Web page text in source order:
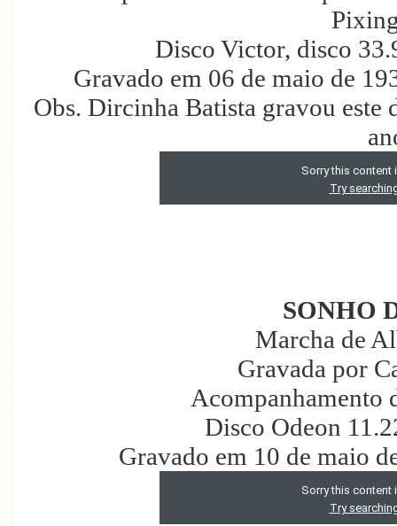
Disco Victor, disco
Gravado em 06 de maio de
Obs. Dircinha Batista gravou este
SONHO
Marcha de
Gravada por
Acompanhamento
Disco Odeon
Gravado em 10 de maio